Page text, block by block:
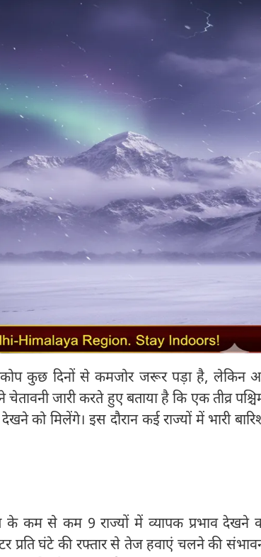
कुछ दिनों से कमजोर जरूर पड़ा है, लेकिन
जारी करते हुए बताया है कि एक तीव्र
को मिलेंगे। इस दौरान कई राज्यों में भारी
के कम से कम 9 राज्यों में व्यापक प्रभाव देखने
घंटे की रफ्तार से तेज हवाएं चलने की